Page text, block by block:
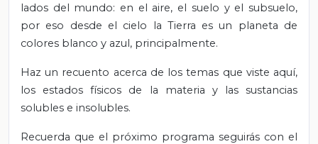
lados del mundo: en el aire, el suelo y el subsuelo,
por eso desde el cielo la Tierra es un planeta de
colores blanco y azul, principalmente.
Haz un recuento acerca de los temas que viste aquí,
los estados físicos de la materia y las sustancias
solubles e insolubles.
Recuerda que el próximo programa seguirás con el